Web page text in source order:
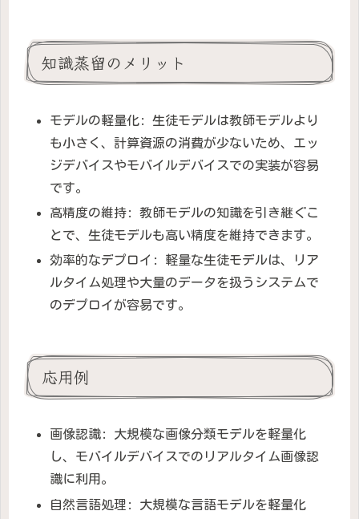
知識蒸留のメリット
モデルの軽量化: 生徒モデルは教師モデルより
も小さく、計算資源の消費が少ないため、エッ
ジデバイスやモバイルデバイスでの実装が容易
です。
高精度の維持: 教師モデルの知識を引き継ぐこ
とで、生徒モデルも高い精度を維持できます。
効率的なデプロイ: 軽量な生徒モデルは、リア
ルタイム処理や大量のデータを扱うシステムで
のデプロイが容易です。
応用例
画像認識: 大規模な画像分類モデルを軽量化
し、モバイルデバイスでのリアルタイム画像認
識に利用。
自然言語処理: 大規模な言語モデルを軽量化